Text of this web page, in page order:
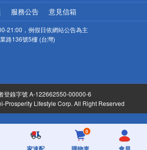
服務公告 意見信箱
21:00，例假日依網站公告為主
路136號5樓 (台灣)
登錄字號 A-122662550-00000-6
Prosperity Lifestyle Corp. All Right Reserved
0